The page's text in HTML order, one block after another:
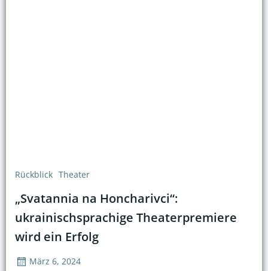
Rückblick Theater
„Svatannia na Honcharivci“:
ukrainischsprachige Theaterpremiere
wird ein Erfolg
März 6, 2024